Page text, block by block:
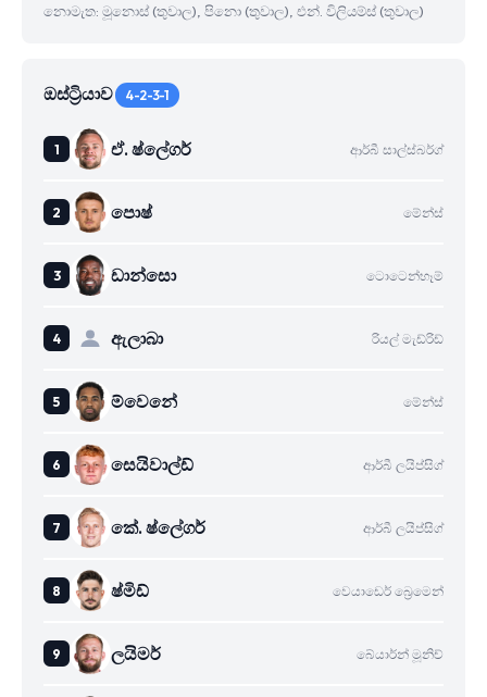
නොමැත: මූනොස් (තුවාල), පිනො (තුවාල), එන්. විලියම්ස් (තුවාල)
ඔස්ට්‍රියාව 4-2-3-1
ඒ. ෂ්ලේගර් ආර්බී සාල්ස්බර්ග්
පොෂ් මේන්ස්
ඩාන්සො ටොටෙන්හෑම්
ඇලාබා රියල් මැඩ්රිඩ්
ම්වෙනේ මේන්ස්
සෙයිවාල්ඩ් ආර්බී ලයිප්සිග්
කේ. ෂ්ලේගර් ආර්බී ලයිප්සිග්
ෂ්මිඩ් වෙයාඩෙර් බ්‍රෙමෙන්
ලයිමර් බේයාර්න් මූනිච්